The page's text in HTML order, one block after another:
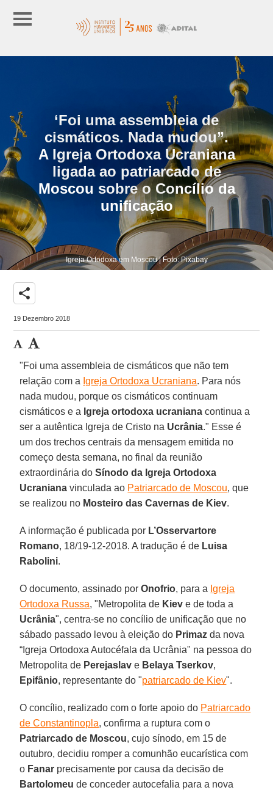
‘Foi uma assembleia de
cismáticos. Nada mudou”.
A Igreja Ortodoxa Ucraniana
ligada ao patriarcado de
Moscou sobre o Concílio da
unificação
Igreja Ortodoxa em Moscou | Foto: Pixabay
share
19 Dezembro 2018
"Foi uma assembleia de cismáticos que não tem
relação com a Igreja Ortodoxa Ucraniana. Para nós
nada mudou, porque os cismáticos continuam
cismáticos e a Igreja ortodoxa ucraniana continua a
ser a autêntica Igreja de Cristo na Ucrânia." Esse é
um dos trechos centrais da mensagem emitida no
começo desta semana, no final da reunião
extraordinária doSínodo da Igreja Ortodoxa
Ucraniana vinculada ao Patriarcado de Moscou, que
se realizou no Mosteiro das Cavernas de Kiev.
A informação é publicada por L’Osservartore
Romano, 18/19-12-2018. A tradução é de Luisa
Rabolini.
O documento, assinado porOnofrio, para a Igreja
Ortodoxa Russa, "Metropolita de Kiev e de toda a
Ucrânia", centra-se no concílio de unificação que no
sábado passado levou à eleição do Primaz da nova
“Igreja Ortodoxa Autocéfala da Ucrânia" na pessoa do
Metropolita de Perejaslav e Belaya Tserkov,
Epifânio, representante do "patriarcado de Kiev".
O concílio, realizado com o forte apoio do Patriarcado
de Constantinopla, confirma a ruptura com o
Patriarcado de Moscou, cujo sínodo, em 15 de
outubro, decidiu romper a comunhão eucarística com
o Fanar precisamente por causa da decisão de
Bartolomeu de conceder autocefalia para a nova